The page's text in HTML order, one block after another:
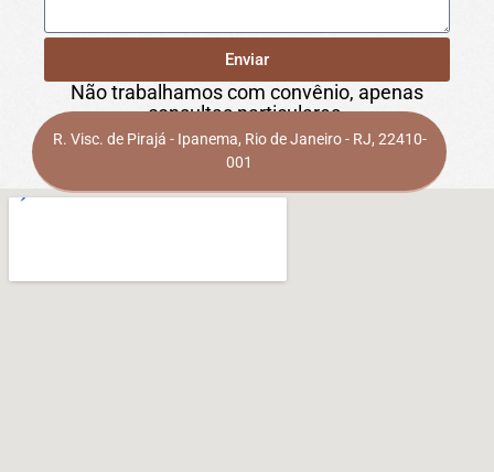
Enviar
Não trabalhamos com convênio, apenas
consultas particulares.
R. Visc. de Pirajá - Ipanema, Rio de Janeiro - RJ, 22410-
001